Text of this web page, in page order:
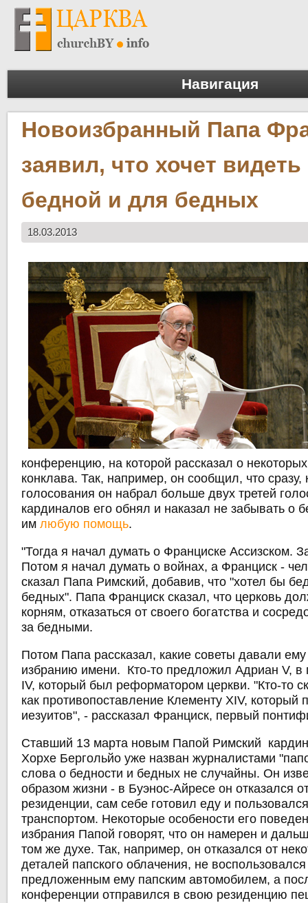
Навигация
Новоизбранный Папа
заявил, что хочет
бедной и для бедных
18.03.2013
конференцию, на которой рассказал о
конклава. Так, например, он сообщил, что сразу,
голосования он набрал больше двух третей
кардиналов его обнял и наказал не забывать о
имлюбую помощь.
"Тогда я начал думать о Франциске Ассизском.
Потом я начал думать о войнах, а Франциск -
сказал Папа Римский, добавив, что "хотел бы
бедных". Папа Франциск сказал, что церковь
корням, отказаться от своего богатства и
за бедными.
Потом Папа рассказал, какие советы давали
избранию имени. Кто-то предложил Адриан V, в
IV, который был реформатором церкви. "Кто-то
как противопоставление Клементу XIV, который
иезуитов", - рассказал Франциск, первый
Ставший 13 марта новым Папой Римский
Хорхе Бергольйо уже назван журналистами
слова о бедности и бедных не случайны. Он
образом жизни - в Буэнос-Айресе он отказался
резиденции, сам себе готовил еду и
транспортом. Некоторые особености его
избрания Папой говорят, что он намерен и
том же духе. Так, например, он отказался от
деталей папского облачения, не
предложенным ему папским автомобилем, а
конференции отправился в свою резиденцию